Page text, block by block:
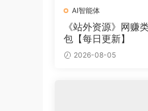
AI智能体
《站外资源》网赚
包【每日更新】
2026-08-05